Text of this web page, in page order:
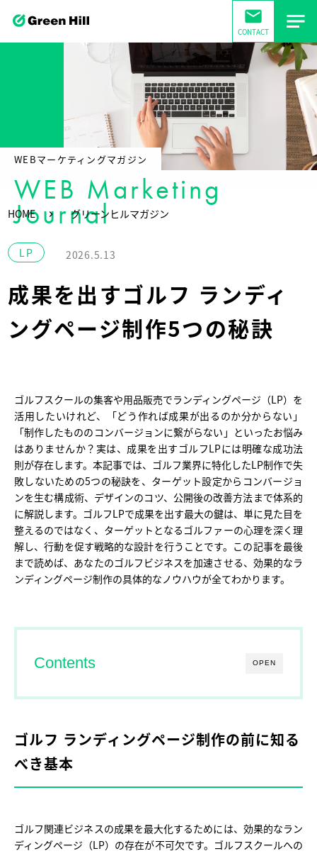
mail
CONTACT
WEBマーケティングマガジン
WEB Marketing
Journal
HOME グリーンヒルマガジン
LP 2026.5.13
成果を出すゴルフ ランディ
ングページ制作5つの秘訣
ゴルフスクールの集客や用品販売でランディングページ（LP）を
活用したいけれど、「どう作れば成果が出るのか分からない」
「制作したもののコンバージョンに繋がらない」といったお悩み
はありませんか？実は、成果を出すゴルフLPには明確な成功法
則が存在します。本記事では、ゴルフ業界に特化したLP制作で失
敗しないための5つの秘訣を、ターゲット設定からコンバージョ
ンを生む構成術、デザインのコツ、公開後の改善方法まで体系的
に解説します。ゴルフLPで成果を出す最大の鍵は、単に見た目を
整えるのではなく、ターゲットとなるゴルファーの心理を深く理
解し、行動を促す戦略的な設計を行うことです。この記事を最後
まで読めば、あなたのゴルフビジネスを加速させる、効果的なラ
ンディングページ制作の具体的なノウハウが全てわかります。
OPEN
Contents
ゴルフ ランディングページ制作の前に知る
べき基本
ゴルフ関連ビジネスの成果を最大化するためには、効果的なラン
ディングページ（LP）の存在が不可欠です。ゴルフスクールへの